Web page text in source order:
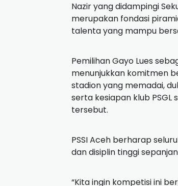
Nazir yang didampingi
merupakan fondasi
talenta yang mampu
Pemilihan Gayo Lues
menunjukkan komitmen
stadion yang memadai,
serta kesiapan klub
tersebut.
PSSI Aceh berharap
dan disiplin tinggi
“Kita ingin kompetisi ini